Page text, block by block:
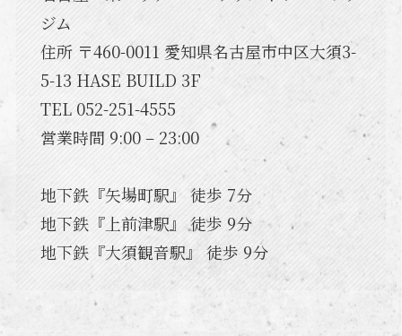
ジム
住所 〒460-0011 愛知県名古屋市中区大須3-
5-13 HASE BUILD 3F
TEL 052-251-4555
営業時間 9:00 – 23:00
地下鉄『矢場町駅』 徒歩 7分
地下鉄『上前津駅』 徒歩 9分
地下鉄『大須観音駅』 徒歩 9分